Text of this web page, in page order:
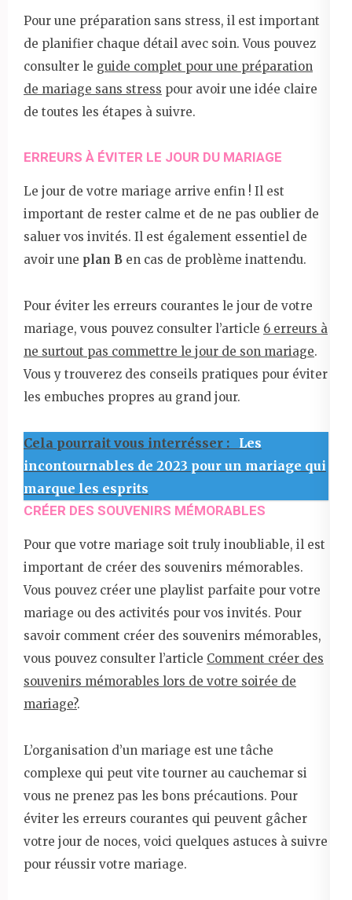
Pour une préparation sans stress, il est important
de planifier chaque détail avec soin. Vous pouvez
consulter le guide complet pour une préparation
de mariage sans stress pour avoir une idée claire
de toutes les étapes à suivre.
ERREURS À ÉVITER LE JOUR DU MARIAGE
Le jour de votre mariage arrive enfin ! Il est
important de rester calme et de ne pas oublier de
saluer vos invités. Il est également essentiel de
avoir une plan B en cas de problème inattendu.
Pour éviter les erreurs courantes le jour de votre
mariage, vous pouvez consulter l’article 6 erreurs à
ne surtout pas commettre le jour de son mariage.
Vous y trouverez des conseils pratiques pour éviter
les embuches propres au grand jour.
Cela pourrait vous interrésser :
Les
incontournables de 2023 pour un mariage qui
marque les esprits
CRÉER DES SOUVENIRS MÉMORABLES
Pour que votre mariage soit truly inoubliable, il est
important de créer des souvenirs mémorables.
Vous pouvez créer une playlist parfaite pour votre
mariage ou des activités pour vos invités. Pour
savoir comment créer des souvenirs mémorables,
vous pouvez consulter l’article Comment créer des
souvenirs mémorables lors de votre soirée de
mariage?.
L’organisation d’un mariage est une tâche
complexe qui peut vite tourner au cauchemar si
vous ne prenez pas les bons précautions. Pour
éviter les erreurs courantes qui peuvent gâcher
votre jour de noces, voici quelques astuces à suivre
pour réussir votre mariage.